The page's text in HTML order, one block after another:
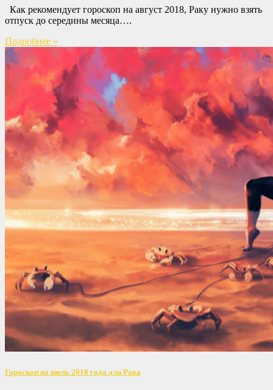
Как рекомендует гороскоп на август 2018, Раку нужно взять
отпуск до середины месяца….
Подробнее »
Гороскоп на июль 2018 года для Рака